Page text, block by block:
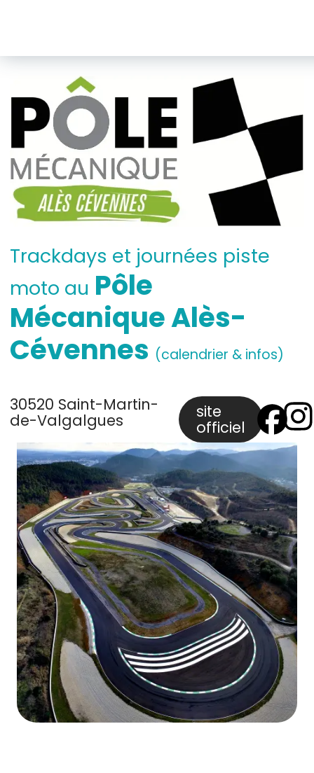
Trackdays et journées piste
moto au Pôle
Mécanique Alès-
Cévennes (calendrier & infos)
30520 Saint-Martin-
de-Valgalgues site
officiel